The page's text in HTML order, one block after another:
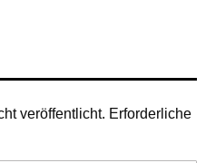
veröffentlicht. Erforderliche